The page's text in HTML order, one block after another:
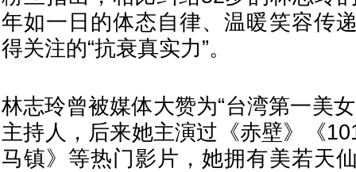
年如一日的体态自律、温暖笑容传
得关注的“抗衰真实力”。
林志玲曾被媒体大赞为“台湾第一美
主持人，后来她主演过《赤壁》《
马镇》等热门影片，她拥有美若天